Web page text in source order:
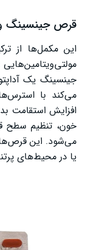
قرص جینسینگ و
این مکمل‌ها از
جینسینگ یک
می‌کند با
افزایش استقامت
خون، تنظیم سطح
می‌شود. این قرص‌ها
یا در محیط‌های